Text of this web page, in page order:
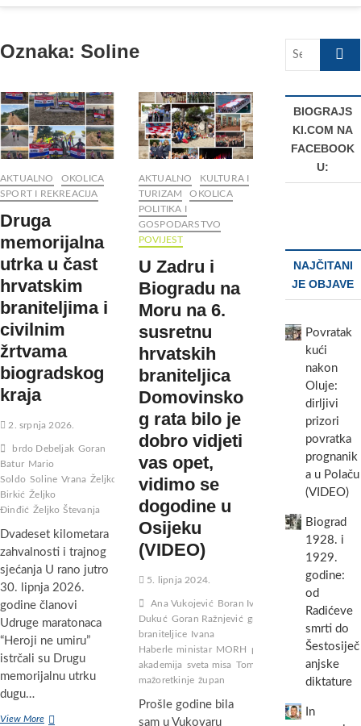
Oznaka: Soline
AKTUALNO
OKOLICA
SPORT I REKREACIJA
Druga
memorijalna
utrka u čast
hrvatskim
braniteljima i
civilnim
žrtvama
biogradskog
kraja
2. srpnja 2026.
brdo Debeljak Goran
Batur Mario
Soldo Soline Vrana Željko
Birkić Željko
Đinđić Željko Števanja
Dvadeset kilometara
zahvalnosti i trajnog
sjećanja U rano jutro
30. lipnja 2026.
godine članovi
Udruge maratonaca
“Heroji ne umiru”
istrčali su Drugu
memorijalnu utrku
dugu…
View MoreDruga
AKTUALNO
KULTURA I
TURIZAM
OKOLICA
POLITIKA I
GOSPODARSTVO
POVIJEST
U Zadru i
Biogradu na
Moru na 6.
susretnu
hrvatskih
braniteljica
Domovinsko
g rata bilo je
dobro vidjeti
vas opet,
vidimo se
dogodine u
Osijeku
(VIDEO)
5. lipnja 2024.
Ana Vukojević Boran Ivanović
Dukuć Goran Ražnjević gradonačelnik
braniteljice Ivana
Haberle ministar MORH potpredsjednik Soline
akademija sveta misa Tomo Medved Vlada Zadar
mažoretkinje župan
Prošle godine bila
sam u Vukovaru
Search
BIOGRAJS
KI.COM NA
FACEBOOK
U:
NAJČITANI
JE OBJAVE
Povratak
kući
nakon
Oluje:
dirljivi
prizori
povratka
prognanik
a u Polaču
(VIDEO)
Biograd
1928. i
1929.
godine:
od
Radićeve
smrti do
Šestosiječ
anjske
diktature
In